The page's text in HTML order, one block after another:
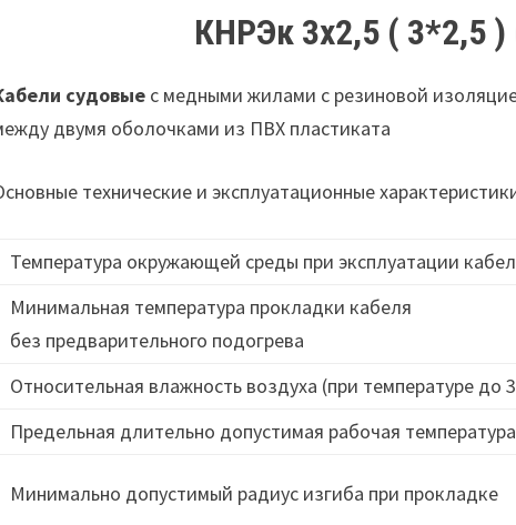
КНРЭк 3х2,5 ( 3*2,5 )
судовые с медными жилами с резиновой
двумя оболочками из ПВХ пластиката
технические и эксплуатационные
Температура окружающей среды при эксплуатации
Минимальная температура прокладки кабеля
без предварительного подогрева
Относительная влажность воздуха (при температуре до
Предельная длительно допустимая рабочая
Минимально допустимый радиус изгиба при прокладке